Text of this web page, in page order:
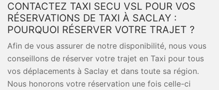
CONTACTEZ TAXI SECU VSL POUR VOS
RÉSERVATIONS DE TAXI À SACLAY :
POURQUOI RÉSERVER VOTRE TRAJET ?
Afin de vous assurer de notre disponibilité, nous vous
conseillons de réserver votre trajet en Taxi pour tous
vos déplacements à Saclay et dans toute sa région.
Nous honorons votre réservation une fois celle-ci